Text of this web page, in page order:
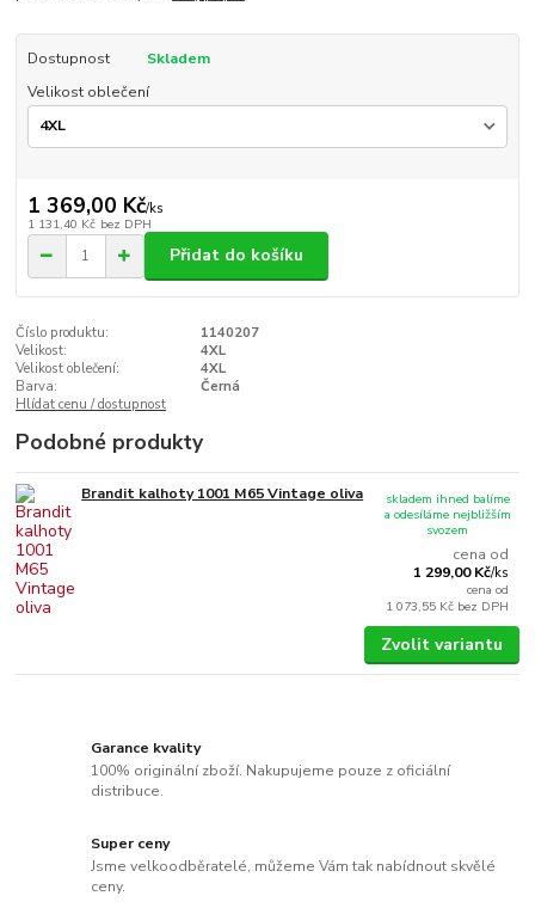
Dostupnost
Skladem
Velikost oblečení
1 369,00 Kč/ks
1 131,40 Kč bez DPH
Přidat do košíku
Číslo produktu:
1140207
Velikost:
4XL
Velikost oblečení:
4XL
Barva:
Černá
Hlídat cenu / dostupnost
Podobné produkty
Brandit kalhoty 1001 M65 Vintage oliva
cena od
1 299,00 Kč/ks
cena od
1 073,55 Kč bez DPH
skladem ihned balíme
a odesíláme nejbližším
svozem
Zvolit variantu
Garance kvality
100% originální zboží. Nakupujeme pouze z oficiální
distribuce.
Super ceny
Jsme velkoodběratelé, můžeme Vám tak nabídnout skvělé
ceny.